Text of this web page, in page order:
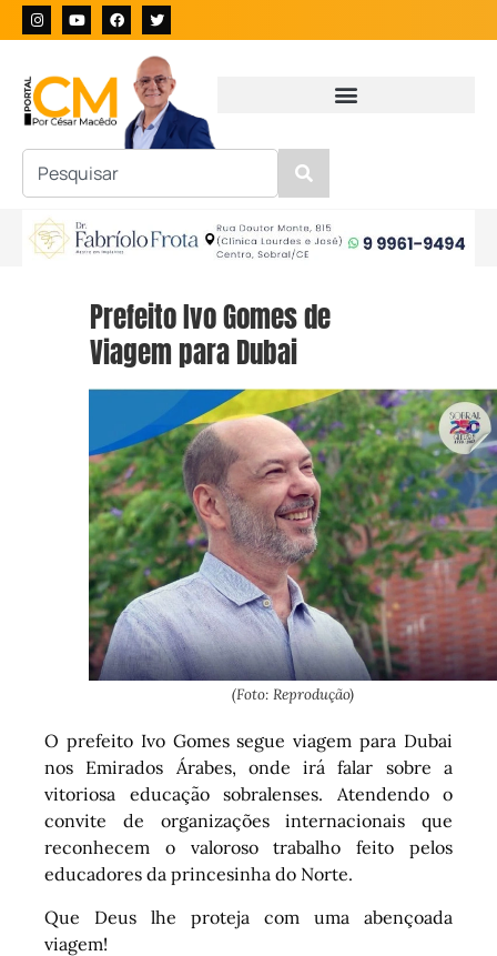
Prefeito Ivo Gomes de
Viagem para Dubai
(Foto: Reprodução)
O prefeito Ivo Gomes segue viagem para Dubai
nos Emirados Árabes, onde irá falar sobre a
vitoriosa educação sobralenses. Atendendo o
convite de organizações internacionais que
reconhecem o valoroso trabalho feito pelos
educadores da princesinha do Norte.
Que Deus lhe proteja com uma abençoada
viagem!